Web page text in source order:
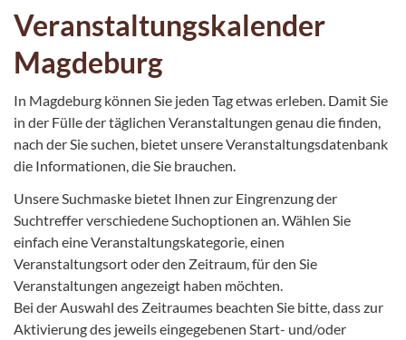
Veranstaltungskalender
Magdeburg
In Magdeburg können Sie jeden Tag etwas erleben. Damit Sie
in der Fülle der täglichen Veranstaltungen genau die finden,
nach der Sie suchen, bietet unsere Veranstaltungsdatenbank
die Informationen, die Sie brauchen.
Unsere Suchmaske bietet Ihnen zur Eingrenzung der
Suchtreffer verschiedene Suchoptionen an. Wählen Sie
einfach eine Veranstaltungskategorie, einen
Veranstaltungsort oder den Zeitraum, für den Sie
Veranstaltungen angezeigt haben möchten.
Bei der Auswahl des Zeitraumes beachten Sie bitte, dass zur
Aktivierung des jeweils eingegebenen Start- und/oder